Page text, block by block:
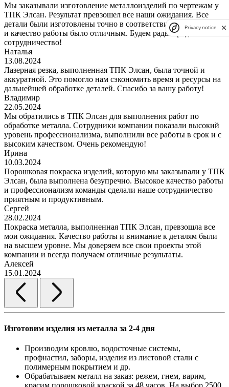
Мы заказывали изготовление металлоизделий по чертежам у
ТПК Элсан. Результат превзошел все наши ожидания. Все
детали были изготовлены точно в соответствии с чертежами,
и качество работы было отличным. Будем рады продолжить
сотрудничество!
Наталья
13.08.2024
Лазерная резка, выполненная ТПК Элсан, была точной и
аккуратной. Это помогло нам сэкономить время и ресурсы на
дальнейшей обработке деталей. Спасибо за вашу работу!
Владимир
22.05.2024
Мы обратились в ТПК Элсан для выполнения работ по
обработке металла. Сотрудники компании показали высокий
уровень профессионализма, выполнили все работы в срок и с
высоким качеством. Очень рекомендую!
Ирина
10.03.2024
Порошковая покраска изделий, которую мы заказывали у ТПК
Элсан, была выполнена безупречно. Высокое качество работы
и профессионализм команды сделали наше сотрудничество
приятным и продуктивным.
Сергей
28.02.2024
Покраска металла, выполненная ТПК Элсан, превзошла все
мои ожидания. Качество работы и внимание к деталям были
на высшем уровне. Мы доверяем все свои проекты этой
компании и всегда получаем отличные результаты.
Алексей
15.01.2024
Изготовим изделия из металла за 2-4 дня
Производим кровлю, водосточные системы,
профнастил, заборы, изделия из листовой стали с
полимерным покрытием и др.
Обрабатываем металл на заказ: режем, гнем, варим,
Privacy notice